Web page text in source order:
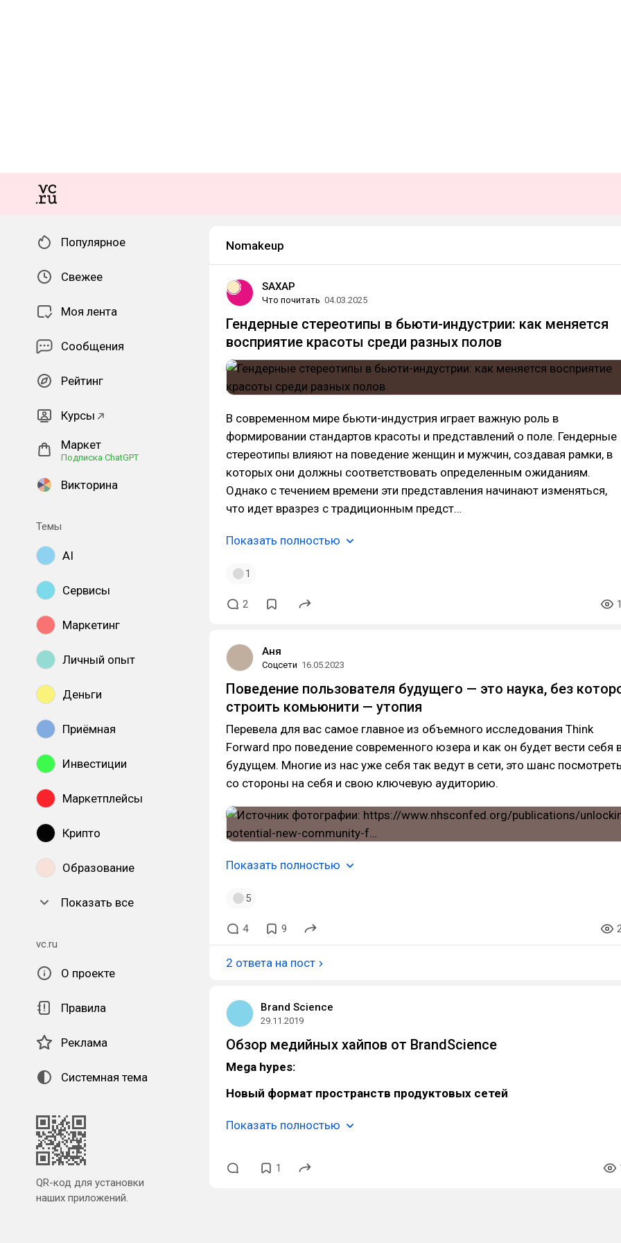
Популярное
Свежее
Моя лента
Сообщения
Рейтинг
Курсы
Маркет
Подписка ChatGPT
Викторина
Темы
AI
Сервисы
Маркетинг
Личный опыт
Деньги
Приёмная
Инвестиции
Маркетплейсы
Крипто
Образование
Показать все
vc.ru
О проекте
Правила
Реклама
Системная тема
QR-код для установки
наших приложений.
Nomakeup
SAXAP
Что почитать 04.03.2025
Гендерные стереотипы в бьюти-индустрии: как меняется
восприятие красоты среди разных полов
В современном мире бьюти-индустрия играет важную роль в
формировании стандартов красоты и представлений о поле. Гендерные
стереотипы влияют на поведение женщин и мужчин, создавая рамки, в
которых они должны соответствовать определенным ожиданиям.
Однако с течением времени эти представления начинают изменяться,
что идет вразрез с традиционным предст…
Показать полностью
1
2
Аня
Соцсети 16.05.2023
Поведение пользователя будущего — это наука, без
строить комьюнити — утопия
Перевела для вас самое главное из объемного исследования Think
Forward про поведение современного юзера и как он будет вести себя
будущем. Многие из нас уже себя так ведут в сети, это шанс
со стороны на себя и свою ключевую аудиторию.
Показать полностью
5
4 9
2 ответа на пост
Brand Science
29.11.2019
Обзор медийных хайпов от BrandScience
Mega hypes:
Новый формат пространств продуктовых сетей
Показать полностью
1